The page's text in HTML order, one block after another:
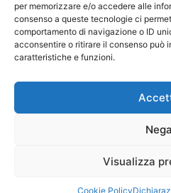
per memorizzare e/o accedere alle
consenso a queste tecnologie ci
comportamento di navigazione o ID
acconsentire o ritirare il consenso può
caratteristiche e funzioni.
Nega
Visualizza
Cookie Policy
ORARI
9:00 – 12:30
15:30 – 19:30
CONDIZIONI GENERALI